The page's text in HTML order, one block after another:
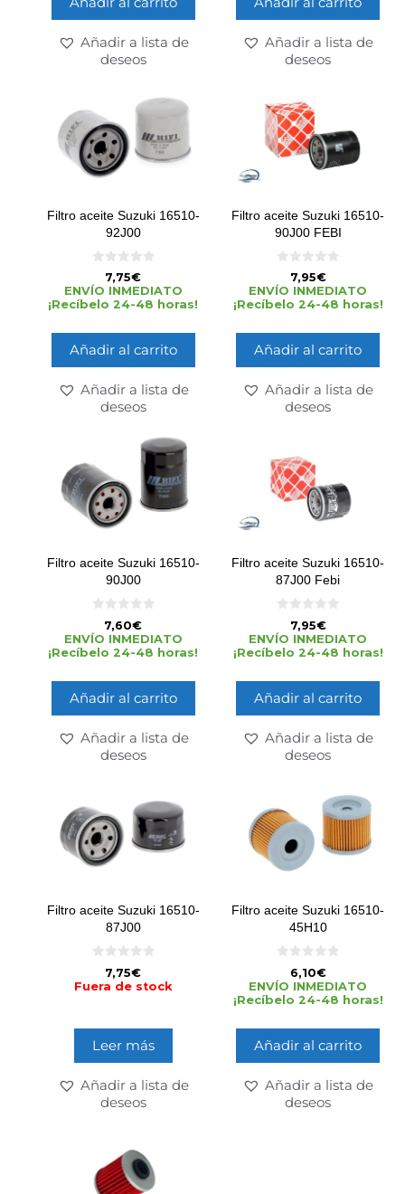
Añadir a lista de
deseos
Añadir a lista de
deseos
Filtro aceite Suzuki 16510-
92J00
d
e
5
7,75€
ENVÍO INMEDIATO
¡Recíbelo 24-48 horas!
Añadir al carrito
Añadir a lista de
deseos
Filtro aceite Suzuki 16510-
90J00 FEBI
d
e
5
7,95€
ENVÍO INMEDIATO
¡Recíbelo 24-48 horas!
Añadir al carrito
Añadir a lista de
deseos
Filtro aceite Suzuki 16510-
90J00
d
e
5
7,60€
ENVÍO INMEDIATO
¡Recíbelo 24-48 horas!
Añadir al carrito
Añadir a lista de
deseos
Filtro aceite Suzuki 16510-
87J00 Febi
d
e
5
7,95€
ENVÍO INMEDIATO
¡Recíbelo 24-48 horas!
Añadir al carrito
Añadir a lista de
deseos
Filtro aceite Suzuki 16510-
87J00
e
7,75€
Fuera de stock
Leer más
Añadir a lista de
deseos
Filtro aceite Suzuki 16510-
45H10
d
e
5
6,10€
ENVÍO INMEDIATO
¡Recíbelo 24-48 horas!
Añadir al carrito
Añadir a lista de
deseos